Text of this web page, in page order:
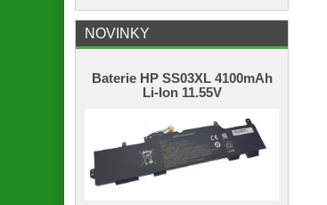
NOVINKY
Baterie HP SS03XL 4100mAh
Li-Ion 11.55V